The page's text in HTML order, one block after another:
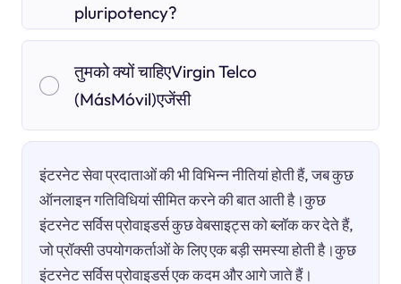
pluripotency?
तुमको क्यों चाहिएVirgin Telco
(MásMóvil)एजेंसी
इंटरनेट सेवा प्रदाताओं की भी विभिन्न नीतियां होती हैं, जब कुछ
ऑनलाइन गतिविधियां सीमित करने की बात आती है।कुछ
इंटरनेट सर्विस प्रोवाइडर्स कुछ वेबसाइट्स को ब्लॉक कर देते हैं,
जो प्रॉक्सी उपयोगकर्ताओं के लिए एक बड़ी समस्या होती है।कुछ
इंटरनेट सर्विस प्रोवाइडर्स एक कदम और आगे जाते हैं।